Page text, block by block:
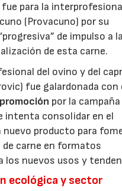
fue para la
(Provacuno) por su
de impulso a la
de esta carne.
del ovino y del
fue galardonada con
promoción por la campaña
intenta consolidar en el
nuevo producto para
de carne en formatos
los nuevos usos y
ecológica y sector